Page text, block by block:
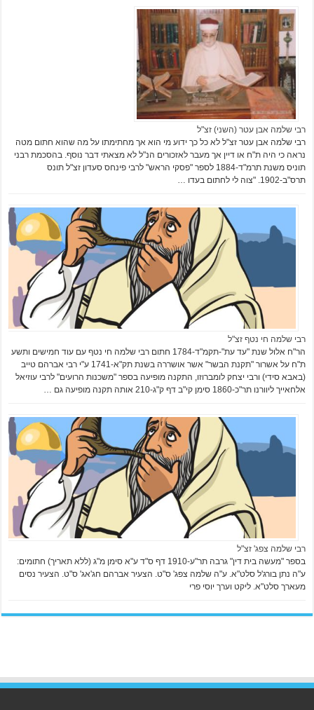
רבי שלמה אבן עטר (השני) זצ"ל
רבי שלמה אבן עטר זצ"ל לא כל כך ידוע מי הוא אך מחתימתו על מה שהוא חתום מטה
נראה כי היה ת"ח או דיין אך מעבר לאזכורים הנ"ל לא מצאתי דבר נוסף. בהסכמת רבני
תוניס משנת תרמ"ד-1884 לספר "פסקי הראש" לרבי פינחס סעדון זצ"ל תונס
תרס"ב-1902. "צוה לי לחתום בעדו …
רבי שלמה חי נטף זצ"ל
הר"ח אלול שנת "עד עת"-תקמ"ד-1784 חתום רבי שלמה חי נטף עם עוד חמישים ותשע
ת"ח על אשרור "תקנת הבשר" אשר אושררה בשנת תק"א-1741 ע"י רבי אברהם טייב
(באבא סידי) ורבי יצחק לומברוזו, התקנה מופיעה בספר "משכנות הרועים" לרבי עוזיאל
אלחאייך ליוורנו תר"כ-1860 סימן קי"ב דף ק"ג-210 אותה תקנה מופיעה גם …
רבי שלמה צפג' זצ"ל
בספר "מעשה בית דין" גרבה תר"ע-1910 דף ס"ד ע"א סימן מ"ג (ללא תאריך) חתומים:
ע"ה נתן בורג'ל סלט"א. ע"ה שלמה צפג' ס"ט. הצעיר אברהם חג'אג' ס"ט. הצעיר נסים
מעארך סלט"א. ליקט וערך יוסי פרי